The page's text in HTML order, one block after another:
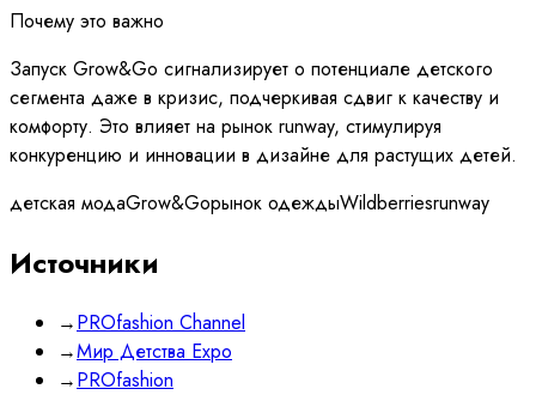
Почему это важно
Запуск Grow&Go сигнализирует о потенциале детского
сегмента даже в кризис, подчеркивая сдвиг к качеству и
комфорту. Это влияет на рынок runway, стимулируя
конкуренцию и инновации в дизайне для растущих детей.
детская модаGrow&Goрынок одеждыWildberriesrunway
Источники
→PROfashion Channel
→Мир Детства Expo
→PROfashion